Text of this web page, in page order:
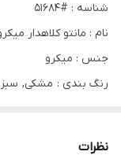
شناسه : #51684
نام : مانتو کلاهدار
جنس : میکرو
رنگ بندی : مشکی,
نظرات